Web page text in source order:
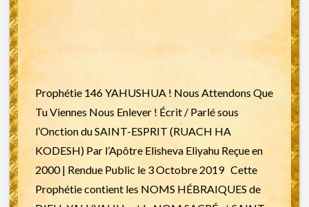
Prophétie 146 YAHUSHUA ! Nous Attendons Que
Tu Viennes Nous Enlever ! Écrit / Parlé sous
l’Onction du SAINT-ESPRIT (RUACH HA
KODESH) Par l’Apôtre Elisheva Eliyahu Reçue en
2000 | Rendue Public le 3 Octobre 2019 Cette
Prophétie contient les NOMS HÉBRAIQUES de